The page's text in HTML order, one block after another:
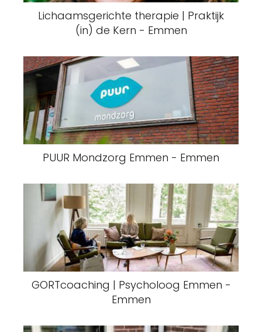
Lichaamsgerichte therapie | Praktijk
(in) de Kern - Emmen
PUUR Mondzorg Emmen - Emmen
GORTcoaching | Psycholoog Emmen -
Emmen